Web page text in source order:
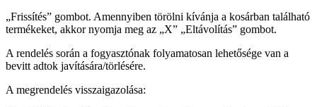
„Frissítés” gombot. Amennyiben törölni kívánja a kosárban található
termékeket, akkor nyomja meg az „X” „Eltávolítás” gombot.
A rendelés során a fogyasztónak folyamatosan lehetősége van a
bevitt adtok javítására/törlésére.
A megrendelés visszaigazolása: